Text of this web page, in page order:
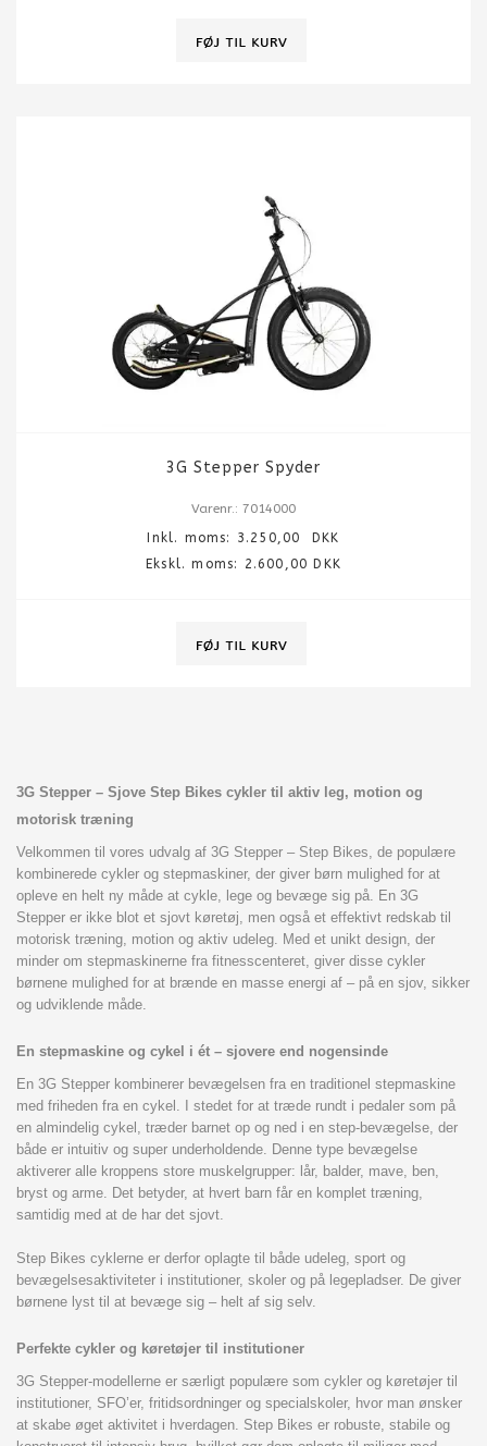
3G Stepper Spyder
Varenr.: 7014000
Inkl. moms: 3.250,00
DKK
Ekskl. moms: 2.600,00 DKK
3G Stepper – Sjove Step Bikes cykler til aktiv leg, motion og
motorisk træning
Velkommen til vores udvalg af 3G Stepper – Step Bikes, de populære
kombinerede cykler og stepmaskiner, der giver børn mulighed for at
opleve en helt ny måde at cykle, lege og bevæge sig på. En 3G
Stepper er ikke blot et sjovt køretøj, men også et effektivt redskab til
motorisk træning, motion og aktiv udeleg. Med et unikt design, der
minder om stepmaskinerne fra fitnesscenteret, giver disse cykler
børnene mulighed for at brænde en masse energi af – på en sjov, sikker
og udviklende måde.
En stepmaskine og cykel i ét – sjovere end nogensinde
En 3G Stepper kombinerer bevægelsen fra en traditionel stepmaskine
med friheden fra en cykel. I stedet for at træde rundt i pedaler som på
en almindelig cykel, træder barnet op og ned i en step-bevægelse, der
både er intuitiv og super underholdende. Denne type bevægelse
aktiverer alle kroppens store muskelgrupper: lår, balder, mave, ben,
bryst og arme. Det betyder, at hvert barn får en komplet træning,
samtidig med at de har det sjovt.
Step Bikes cyklerne er derfor oplagte til både udeleg, sport og
bevægelsesaktiviteter i institutioner, skoler og på legepladser. De giver
børnene lyst til at bevæge sig – helt af sig selv.
Perfekte cykler og køretøjer til institutioner
3G Stepper-modellerne er særligt populære som cykler og køretøjer til
institutioner, SFO’er, fritidsordninger og specialskoler, hvor man ønsker
at skabe øget aktivitet i hverdagen. Step Bikes er robuste, stabile og